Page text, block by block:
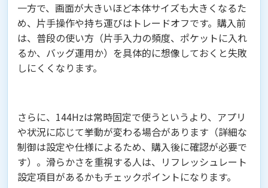
一方で、画面が大きいほど本体サイズも大きくなるた
め、片手操作や持ち運びはトレードオフです。購入前
は、普段の使い方（片手入力の頻度、ポケットに入れ
るか、バッグ運用か）を具体的に想像しておくと失敗
しにくくなります。
さらに、144Hzは常時固定で使うというより、アプリ
や状況に応じて挙動が変わる場合があります（詳細な
制御は設定や仕様によるため、購入後に確認が必要で
す）。滑らかさを重視する人は、リフレッシュレート
設定項目があるかもチェックポイントになります。